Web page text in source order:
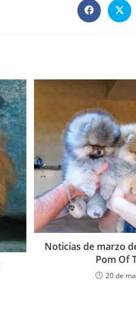
Noticias de marzo
Pom Of
20 de